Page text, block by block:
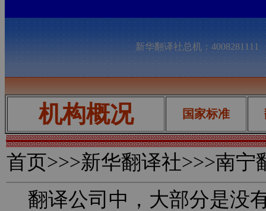
新华翻译社总机：
机构概况 国家标准
首页>>>新华翻译社>>>南宁
翻译公司中，大部分是没